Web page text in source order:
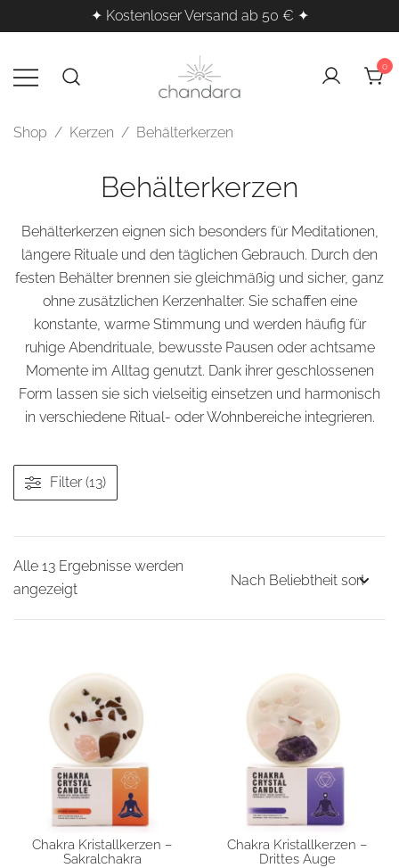
✦ Kostenloser Versand ab 50 € ✦
Inhalt
springen
Chandara – Esoterischer
Kristalle, Räucherwerk & Klangheilung
0
Shop / Kerzen / Behälterkerzen
Behälterkerzen
Behälterkerzen eignen sich besonders für Meditationen,
längere Rituale und den täglichen Gebrauch. Durch den
festen Behälter brennen sie gleichmäßig und sicher, ganz
ohne zusätzlichen Kerzenhalter. Sie schaffen eine
konstante, warme Stimmung und werden häufig für
ruhige Abendrituale, bewusste Pausen oder achtsame
Momente im Alltag genutzt. Dank ihrer geschlossenen
Form lassen sie sich vielseitig einsetzen und harmonisch
in verschiedene Ritual- oder Wohnbereiche integrieren.
Alle 13 Ergebnisse werden
angezeigtNach
SCHNELLANSICHT
Chakra Kristallkerzen –
Sakralchakra
SCHNELLANSICHT
Chakra Kristallkerzen –
Drittes Auge
Filter (13)